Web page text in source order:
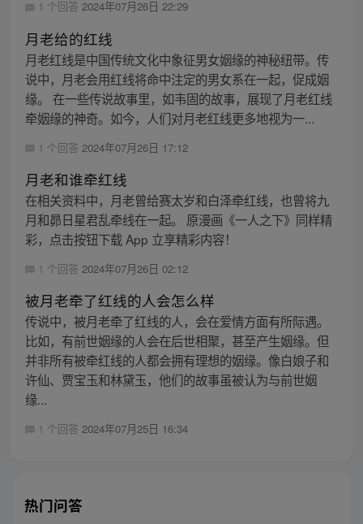
1 个回答 2024年07月26日 22:29
月老给的红线
月老红线是中国传统文化中象征男女姻缘的神秘纽带。传
说中，月老会用红线将命中注定的男女系在一起，促成姻
缘。 在一些传说故事里，如韦固的故事，展现了月老红线
牵姻缘的神奇。如今，人们对月老红线更多地视为一...
1 个回答 2024年07月26日 17:12
月老和谁牵红线
在相关资料中，月老曾给赛太岁和白泽牵红线，也曾将九
月和昴日星君乱牵线在一起。 原漫画《一人之下》同样精
彩，点击按钮下载 App 立享精彩内容！
1 个回答 2024年07月26日 02:12
被月老牵了红线的人会怎么样
传说中，被月老牵了红线的人，会在爱情方面有所际遇。
比如，有前世姻缘的人会在后世相聚，甚至产生姻缘。但
并非所有被牵红线的人都会拥有理想的姻缘。像白娘子和
许仙、贾宝玉和林黛玉，他们的故事虽被认为与前世姻
缘...
1 个回答 2024年07月25日 16:34
热门问答